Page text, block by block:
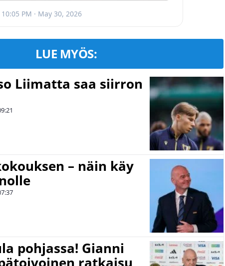
10:05 PM · May 30, 2026
LUE MYÖS:
Liimatta saa siirron
– näin käy
pohjassa! Gianni